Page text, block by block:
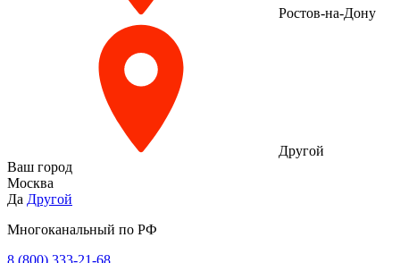
Ростов-на-Дону
Другой
Ваш город
Москва
Да Другой
Многоканальный по РФ
8 (800) 333‑21-68